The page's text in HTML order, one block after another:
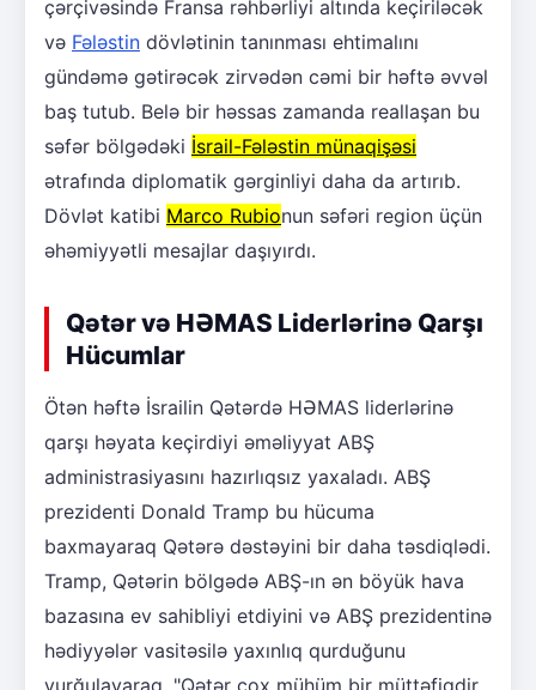
çərçivəsində Fransa rəhbərliyi altında keçiriləcək
və Fələstin dövlətinin tanınması ehtimalını
gündəmə gətirəcək zirvədən cəmi bir həftə əvvəl
baş tutub. Belə bir həssas zamanda reallaşan bu
səfər bölgədəki İsrail-Fələstin münaqişəsi
ətrafında diplomatik gərginliyi daha da artırıb.
Dövlət katibi Marco Rubionun səfəri region üçün
əhəmiyyətli mesajlar daşıyırdı.
Qətər və HƏMAS Liderlərinə Qarşı
Hücumlar
Ötən həftə İsrailin Qətərdə HƏMAS liderlərinə
qarşı həyata keçirdiyi əməliyyat ABŞ
administrasiyasını hazırlıqsız yaxaladı. ABŞ
prezidenti Donald Tramp bu hücuma
baxmayaraq Qətərə dəstəyini bir daha təsdiqlədi.
Tramp, Qətərin bölgədə ABŞ-ın ən böyük hava
bazasına ev sahibliyi etdiyini və ABŞ prezidentinə
hədiyyələr vasitəsilə yaxınlıq qurduğunu
vurğulayaraq, "Qətər çox mühüm bir müttəfiqdir.